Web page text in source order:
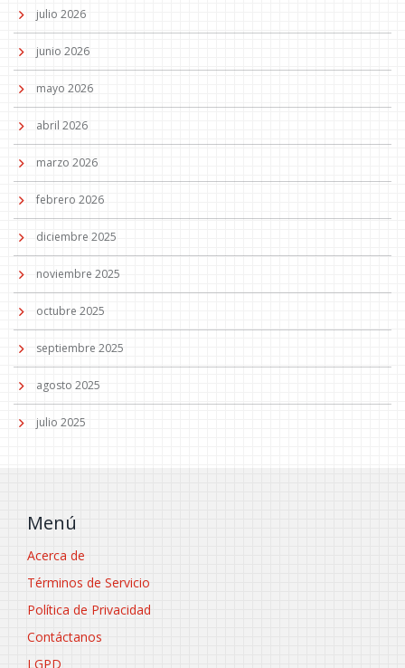
julio 2026
junio 2026
mayo 2026
abril 2026
marzo 2026
febrero 2026
diciembre 2025
noviembre 2025
octubre 2025
septiembre 2025
agosto 2025
julio 2025
Menú
Acerca de
Términos de Servicio
Política de Privacidad
Contáctanos
LGPD